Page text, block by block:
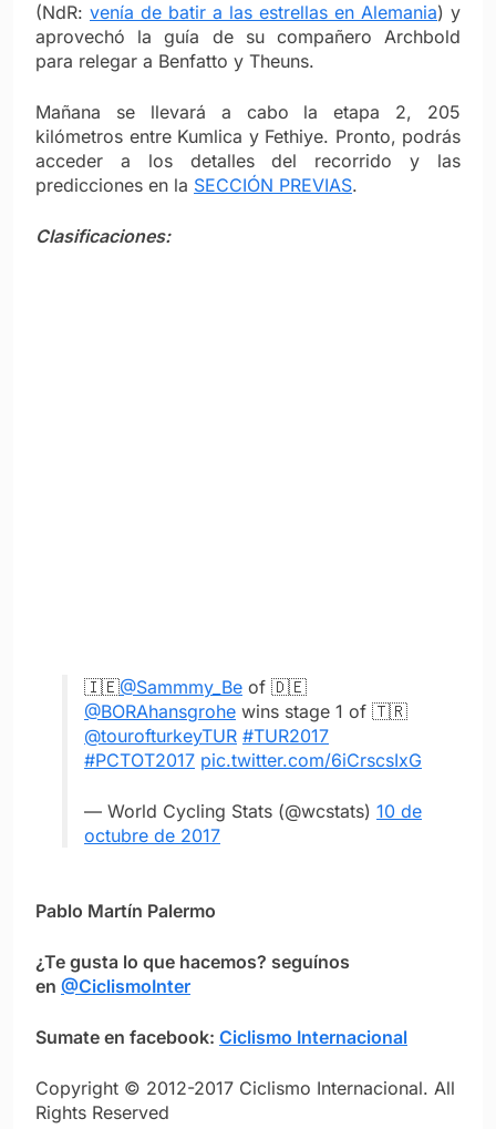
(NdR: venía de batir a las estrellas en Alemania) y
aprovechó la guía de su compañero Archbold
para relegar a Benfatto y Theuns.
Mañana se llevará a cabo la etapa 2, 205
kilómetros entre Kumlica y Fethiye. Pronto, podrás
acceder a los detalles del recorrido y las
predicciones en la SECCIÓN PREVIAS.
Clasificaciones:
🇮🇪@Sammmy_Be of 🇩🇪
@BORAhansgrohe wins stage 1 of 🇹🇷
@tourofturkeyTUR #TUR2017
#PCTOT2017 pic.twitter.com/6iCrscsIxG
— World Cycling Stats (@wcstats) 10 de
octubre de 2017
Pablo Martín Palermo
¿Te gusta lo que hacemos? seguínos
en @CiclismoInter
Sumate en facebook: Ciclismo Internacional
Copyright © 2012-2017 Ciclismo Internacional. All
Rights Reserved